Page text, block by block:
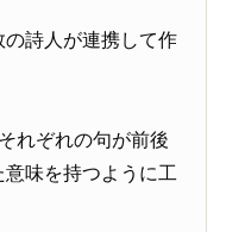
の詩人が連携して作
れぞれの句が前後
味を持つように工